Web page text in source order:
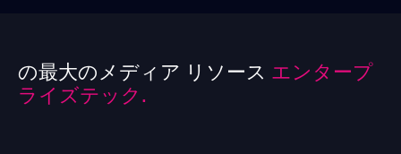
の最大のメディア リソース エンタープ
ライズテック.